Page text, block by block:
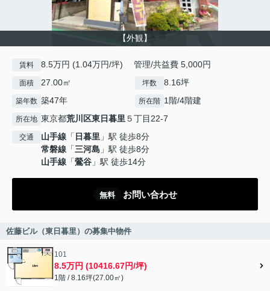
【外観】
賃料 8.5万円 (1.04万円/坪) 管理/共益費 5,000円
面積 27.00㎡ 坪数 8.16坪
築年数 築47年 所在階 1階/4階建
所在地 東京都荒川区東日暮里 ５丁目22-7
交通 山手線 「 日暮里 」駅 徒歩8分
常磐線 「三河島 」駅 徒歩8分
山手線 「鶯谷 」駅 徒歩14分
無料 お問い合わせ
佐藤ビル（東日暮里）の募集中物件
101
8.5万円 (10416.67円/坪)
1階 / 8.16坪(27.00㎡)